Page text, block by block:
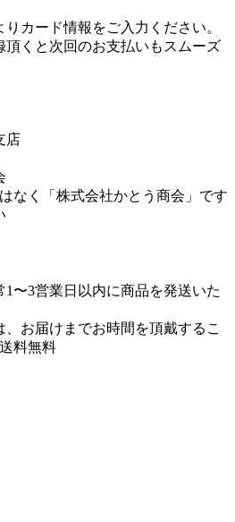
りカード情報をご入力ください。
頂くと次回のお支払いもスムーズ
店
なく「株式会社かとう商会」です
1〜3営業日以内に商品を発送いた
お届けまでお時間を頂戴するこ
料無料